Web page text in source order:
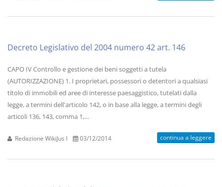
Decreto Legislativo del 2004 numero 42 art. 146
CAPO IV Controllo e gestione dei beni soggetti a tutela
(AUTORIZZAZIONE) 1. I proprietari, possessori o detentori a qualsiasi
titolo di immobili ed aree di interesse paesaggistico, tutelati dalla
legge, a termini dell'articolo 142, o in base alla legge, a termini degli
articoli 136, 143, comma 1,...
Redazione WikiJus I 03/12/2014 continua a leggere